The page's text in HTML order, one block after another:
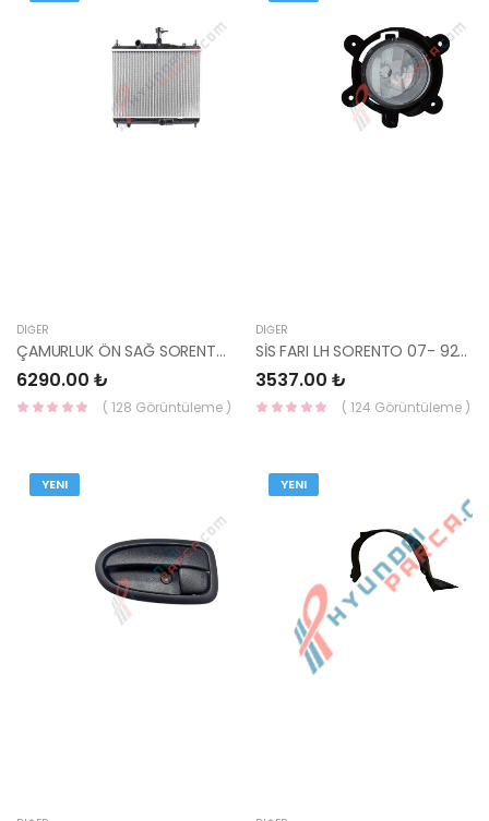
DIĞER
ÇAMURLUK ÖN SAĞ SORENTO 66321-3E141-YS
6290.00 ₺
( 128 Görüntüleme )
DIĞER
SİS FARI LH SORENTO 07- 92201-3E500-HCC
3537.00 ₺
( 124 Görüntüleme )
YENI YENI